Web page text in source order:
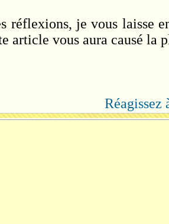
réflexions, je vous laisse
article vous aura causé la
Réagissez